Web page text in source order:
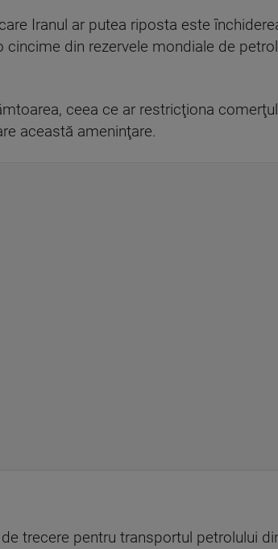
Iranul ar putea riposta este
din rezervele mondiale de
ceea ce ar restricţiona
această ameninţare.
trecere pentru transportul petrolului